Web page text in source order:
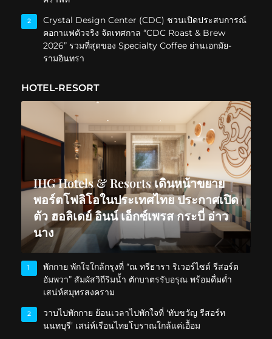
2
Crystal Design Center (CDC) ชวนเปิดประสบการณ์
คอกาแฟตัวจริง จัดเทศกาล “CDC Roast & Brew
2026” รวมที่สุดของ Specialty Coffee ย่านเอกมัย-
รามอินทรา
HOTEL-RESORT
IHG Hotels & Resorts เดินหน้าขยาย
พอร์ตโฟลิโอในประเทศไทย ประกาศเปิด
ตัว ฮอลิเดย์ อินน์ เอ็กซ์เพรส กระบี่ อ่าว
นาง
1
พักกาย พักใจใกล้กรุงที่ “ณ ทรีธารา ริเวอร์ไซด์ รีสอร์ต
อัมพวา” สัมผัสวิถีริมน้ำ ตักบาตรรับอรุณ พร้อมดื่มด่ำ
เสน่ห์สมุทรสงคราม
2
วาบไปพักกาย ย้อนเวลาไปพักใจที่ ‘ทับขวัญ รีสอร์ท
นนทบุรี’ เสน่ห์เรือนไทยโบราณใกล้แค่เอื้อม